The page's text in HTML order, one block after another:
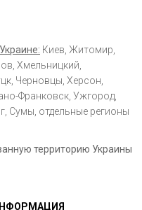
Киев, Житомир,
Хмельницкий,
Черновцы, Херсон,
Франковск, Ужгород,
Сумы, отдельные регионы
территорию Украины